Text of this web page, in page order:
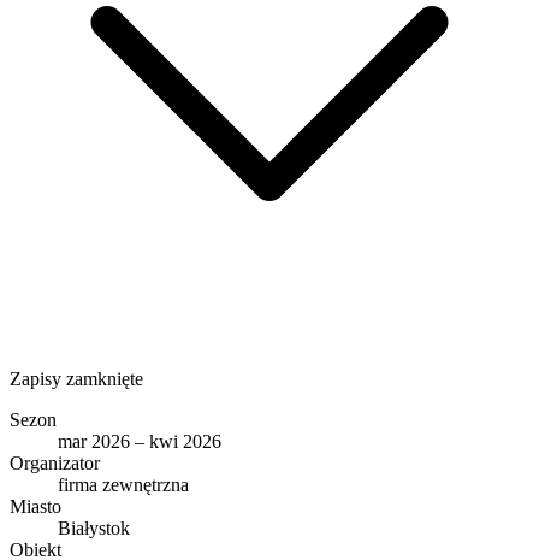
Zapisy zamknięte
Sezon
mar 2026 – kwi 2026
Organizator
firma zewnętrzna
Miasto
Białystok
Obiekt